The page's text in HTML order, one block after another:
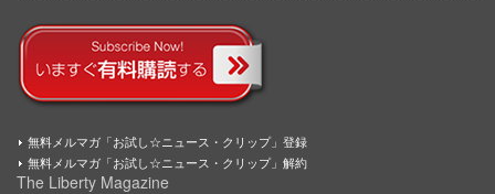
無料メルマガ「お試し☆ニュース・クリップ」登録
無料メルマガ「お試し☆ニュース・クリップ」解約
The Liberty Magazine